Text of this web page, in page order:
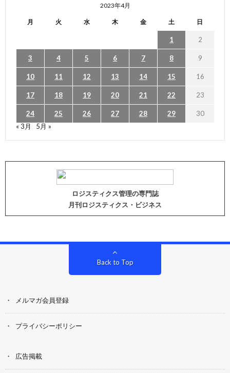
2023年4月
月 火 水 木 金 土 日
1 2
3 4 5 6 7 8 9
10 11 12 13 14 15 16
17 18 19 20 21 22 23
24 25 26 27 28 29
30
« 3月
5月 »
ロジスティクス管理の専門誌
月刊ロジスティクス・ビジネス
Back to Top
メルマガ会員登録
プライバシーポリシー
広告掲載